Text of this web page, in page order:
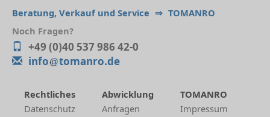
Beratung, Verkauf und Service ⇒ TOMANRO
Noch Fragen?
+49 (0)40 537 986 42-0
info
tomanro.de
Rechtliches
Datenschutz
Abwicklung
Anfragen
TOMANRO
Impressum